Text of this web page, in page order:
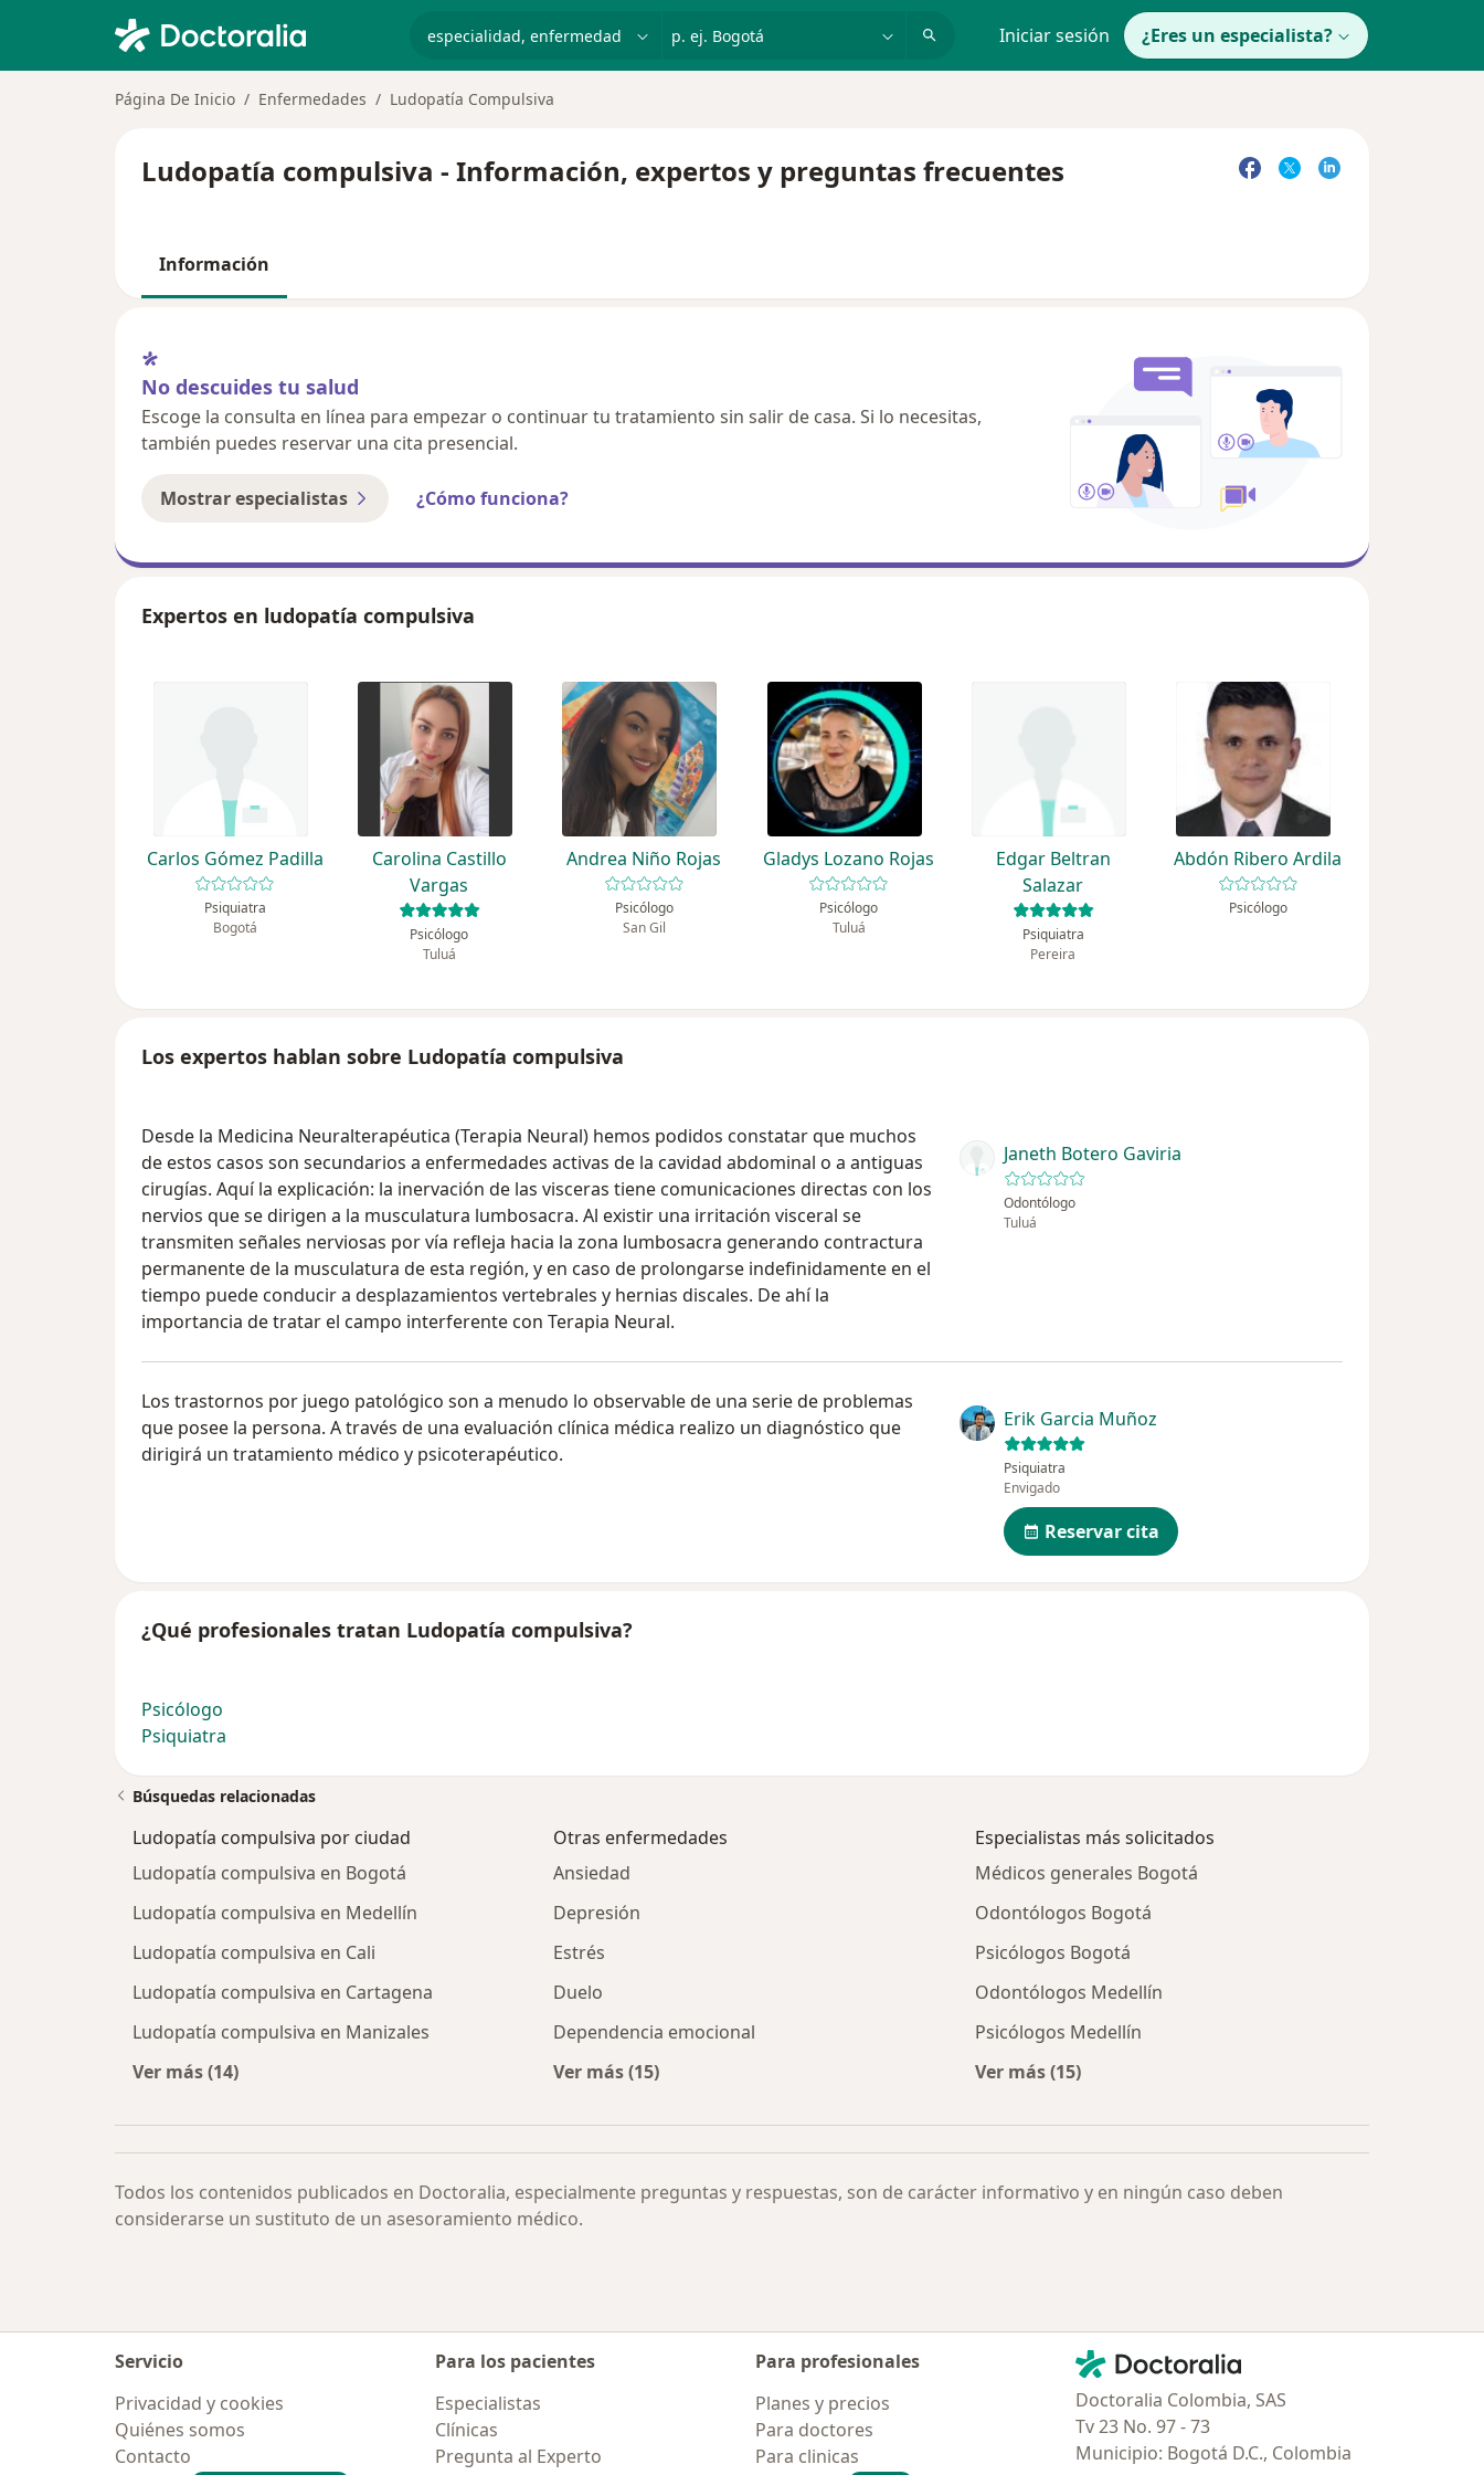
p. ej. Bogotá Iniciar sesión ¿Eres un especialista?
Página De Inicio Enfermedades Ludopatía Compulsiva
Ludopatía compulsiva - Información, expertos y preguntas frecuentes
Información
No descuides tu salud
Escoge la consulta en línea para empezar o continuar tu tratamiento sin salir de casa. Si lo necesitas,
también puedes reservar una cita presencial.
Mostrar especialistas ¿Cómo funciona?
Expertos en ludopatía compulsiva
Carlos Gómez Padilla
Psiquiatra
Bogotá
Carolina Castillo
Vargas
Psicólogo
Tuluá
Andrea Niño Rojas
Psicólogo
San Gil
Gladys Lozano Rojas
Psicólogo
Tuluá
Edgar Beltran
Salazar
Psiquiatra
Pereira
Abdón Ribero Ardila
Psicólogo
Los expertos hablan sobre Ludopatía compulsiva
Desde la Medicina Neuralterapéutica (Terapia Neural) hemos podidos constatar que muchos
de estos casos son secundarios a enfermedades activas de la cavidad abdominal o a antiguas
cirugías. Aquí la explicación: la inervación de las visceras tiene comunicaciones directas con los
nervios que se dirigen a la musculatura lumbosacra. Al existir una irritación visceral se
transmiten señales nerviosas por vía refleja hacia la zona lumbosacra generando contractura
permanente de la musculatura de esta región, y en caso de prolongarse indefinidamente en el
tiempo puede conducir a desplazamientos vertebrales y hernias discales. De ahí la
importancia de tratar el campo interferente con Terapia Neural.
Janeth Botero Gaviria
Odontólogo
Tuluá
Los trastornos por juego patológico son a menudo lo observable de una serie de problemas
que posee la persona. A través de una evaluación clínica médica realizo un diagnóstico que
dirigirá un tratamiento médico y psicoterapéutico.
Erik Garcia Muñoz
Psiquiatra
Envigado
Reservar cita
¿Qué profesionales tratan Ludopatía compulsiva?
Psicólogo
Psiquiatra
Búsquedas relacionadas
Ludopatía compulsiva por ciudad
Ludopatía compulsiva en Bogotá
Ludopatía compulsiva en Medellín
Ludopatía compulsiva en Cali
Ludopatía compulsiva en Cartagena
Ludopatía compulsiva en Manizales
Ver más (14)
Otras enfermedades
Ansiedad
Depresión
Estrés
Duelo
Dependencia emocional
Ver más (15)
Especialistas más solicitados
Médicos generales Bogotá
Odontólogos Bogotá
Psicólogos Bogotá
Odontólogos Medellín
Psicólogos Medellín
Ver más (15)
Todos los contenidos publicados en Doctoralia, especialmente preguntas y respuestas, son de carácter informativo y en ningún caso deben
considerarse un sustituto de un asesoramiento médico.
Servicio
Privacidad y cookies
Quiénes somos
Contacto
Para los pacientes
Especialistas
Clínicas
Pregunta al Experto
Para profesionales
Planes y precios
Para doctores
Para clinicas
Contacto
Doctoralia - Página de inicio
Doctoralia Colombia, SAS
Tv 23 No. 97 - 73
Municipio: Bogotá D.C., Colombia